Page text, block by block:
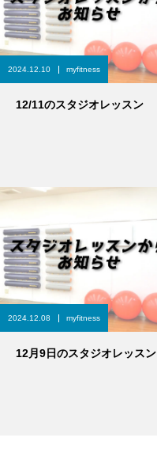
2024.12.10 myfitness
12/11のスタジオレッスン
2024.12.08 myfitness
12月9日のスタジオレッスン